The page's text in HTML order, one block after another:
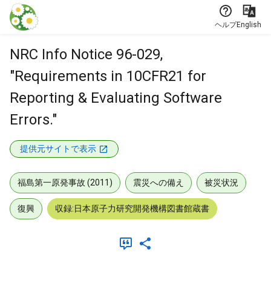
本文に飛ぶ
ヘルプEnglish
NRC Info Notice 96-029,
"Requirements in 10CFR21 for
Reporting & Evaluating Software
Errors."
提供元サイトで表示
福島第一原発事故 (2011) 震災への備え 被災状況
復興 収録:日本原子力研究開発機構図書館蔵書